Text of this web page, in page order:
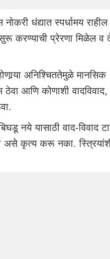
धंद्यात स्पर्धामय
सुरू करण्याची प्रेरणा मिळेल
अनिश्चिततेमुळे मानसिक
ठेवा आणि कोणाशी
नये यासाठी वाद-विवाद
असे कृत्य करू नका.